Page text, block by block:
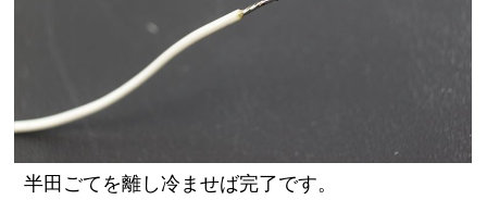
半田ごてを離し冷ませば完了です。